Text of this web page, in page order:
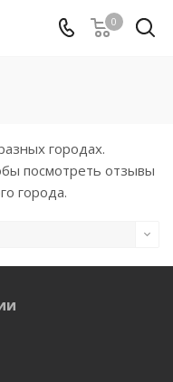
0
городах.
посмотреть отзывы
города.